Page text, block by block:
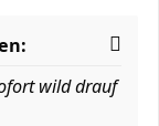
wild drauf